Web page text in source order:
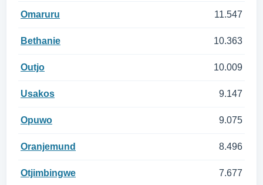
Omaruru 11.547
Bethanie 10.363
Outjo 10.009
Usakos 9.147
Opuwo 9.075
Oranjemund 8.496
Otjimbingwe 7.677